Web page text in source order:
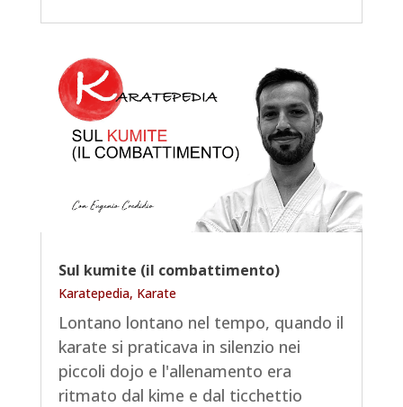
Sul kumite (il combattimento)
Karatepedia, Karate
Lontano lontano nel tempo, quando il
karate si praticava in silenzio nei
piccoli dojo e l'allenamento era
ritmato dal kime e dal ticchettio